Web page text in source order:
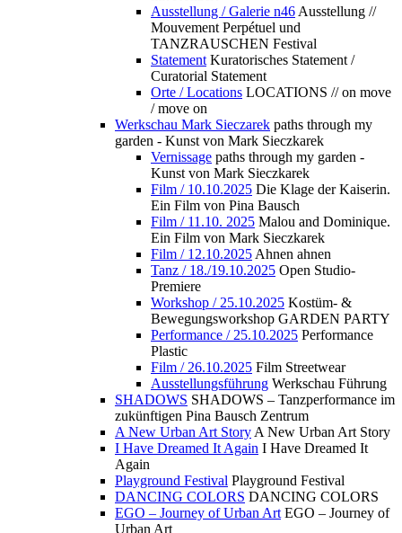
Ausstellung / Galerie n46 Ausstellung //
Mouvement Perpétuel und
TANZRAUSCHEN Festival
Statement Kuratorisches Statement /
Curatorial Statement
Orte / Locations LOCATIONS // on move
/ move on
Werkschau Mark Sieczarek paths through my
garden - Kunst von Mark Sieczkarek
Vernissage paths through my garden -
Kunst von Mark Sieczkarek
Film / 10.10.2025 Die Klage der Kaiserin.
Ein Film von Pina Bausch
Film / 11.10. 2025 Malou and Dominique.
Ein Film von Mark Sieczkarek
Film / 12.10.2025 Ahnen ahnen
Tanz / 18./19.10.2025 Open Studio-
Premiere
Workshop / 25.10.2025 Kostüm- &
Bewegungsworkshop GARDEN PARTY
Performance / 25.10.2025 Performance
Plastic
Film / 26.10.2025 Film Streetwear
Ausstellungsführung Werkschau Führung
SHADOWS SHADOWS – Tanzperformance im
zukünftigen Pina Bausch Zentrum
A New Urban Art Story A New Urban Art Story
I Have Dreamed It Again I Have Dreamed It
Again
Playground Festival Playground Festival
DANCING COLORS DANCING COLORS
EGO – Journey of Urban Art EGO – Journey of
Urban Art